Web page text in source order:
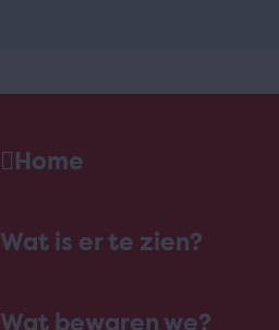
Home
Wat is er te zien?
Wat bewaren we?